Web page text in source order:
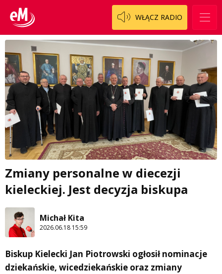
WŁĄCZ RADIO
Zmiany personalne w diecezji
kieleckiej. Jest decyzja biskupa
Michał Kita
2026.06.18 15:59
Biskup Kielecki Jan Piotrowski ogłosił nominacje
dziekańskie, wicedziekańskie oraz zmiany